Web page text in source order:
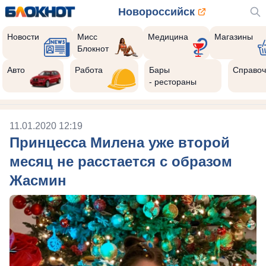
Новороссийск
Новости
Мисс
Блокнот
Медицина Магазины
Авто Работа
Бары
- рестораны
11.01.2020 12:19
Принцесса Милена уже второй
месяц не расстается с образом
Жасмин